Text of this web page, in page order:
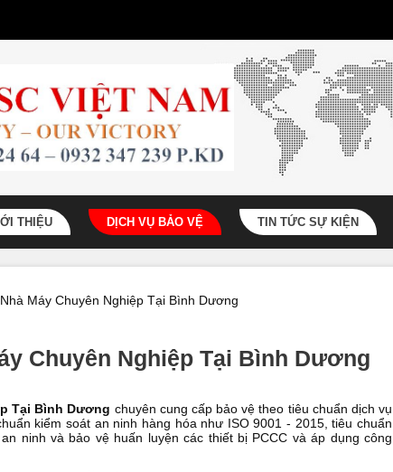
THIỆU DỊCH VỤ BẢO VỆ TIN TỨC SỰ KIỆN
Máy Chuyên Nghiệp Tại Bình Dương
Chuyên Nghiệp Tại Bình Dương
Tại Bình Dương chuyên cung cấp bảo vệ theo tiêu chuẩn dịch vụ
kiểm soát an ninh hàng hóa như ISO 9001 - 2015, tiêu chuẩn
ninh và bảo vệ huấn luyện các thiết bị PCCC và áp dụng công